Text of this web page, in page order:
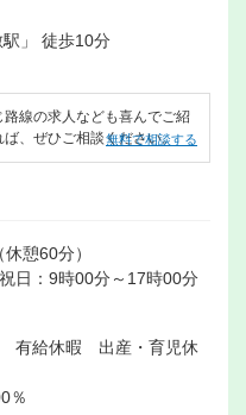
」 徒歩10分
線の求人なども喜んでご紹
、ぜひご相談ください。
無料で相談する
憩60分）
日：9時00分～17時00分
有給休暇 出産・育児休
％